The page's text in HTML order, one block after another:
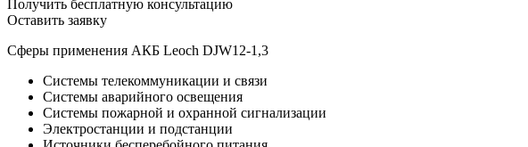
Получить бесплатную консультацию
Оставить заявку
Сферы применения АКБ Leoch DJW12-1,3
Системы телекоммуникации и связи
Системы аварийного освещения
Системы пожарной и охранной сигнализации
Электростанции и подстанции